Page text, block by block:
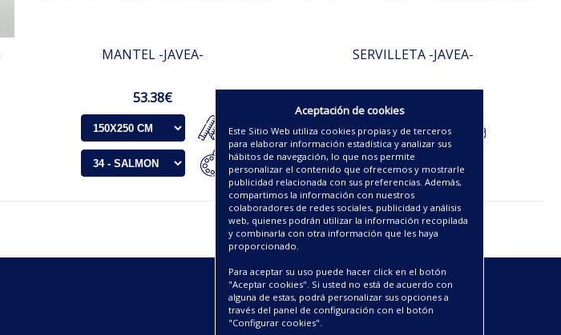
MANTEL -JAVEA-
53.38€
SERVILLETA -JAVEA-
ENLACES
CATÁLOGOS PDF
Aceptación de cookies
Este Sitio Web utiliza cookies propias y de terceros
para elaborar información estadística y analizar sus
hábitos de navegación, lo que nos permite
personalizar el contenido que ofrecemos y mostrarle
publicidad relacionada con sus preferencias. Además,
compartimos la información con nuestros
colaboradores de redes sociales, publicidad y análisis
web, quienes podrán utilizar la información recopilada
y combinarla con otra información que les haya
proporcionado.
Para aceptar su uso puede hacer click en el botón
"Aceptar cookies". Si usted no está de acuerdo con
alguna de estas, podrá personalizar sus opciones a
través del panel de configuración con el botón
"Configurar cookies".